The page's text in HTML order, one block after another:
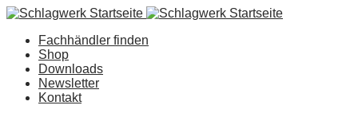
Fachhändler finden
Shop
Downloads
Newsletter
Kontakt